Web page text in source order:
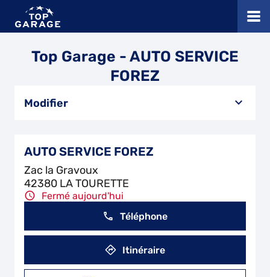
Top Garage - AUTO SERVICE
FOREZ
Modifier
AUTO SERVICE FOREZ
Zac la Gravoux
42380 LA TOURETTE
Fermé aujourd'hui
Téléphone
Itinéraire